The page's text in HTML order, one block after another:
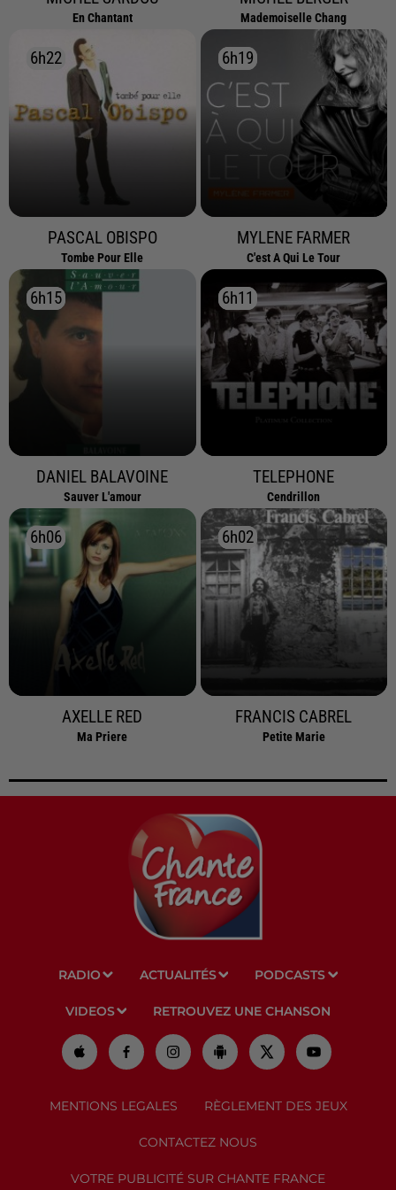
En Chantant Mademoiselle Chang
6h22
6h22
PASCAL OBISPO
Tombe Pour Elle
6h19
6h19
MYLENE FARMER
C'est A Qui Le Tour
6h15
6h15
DANIEL BALAVOINE
Sauver L'amour
6h11
6h11
TELEPHONE
Cendrillon
6h06
6h06
AXELLE RED
Ma Priere
6h02
6h02
FRANCIS CABREL
Petite Marie
RADIO ACTUALITÉS PODCASTS
VIDEOS RETROUVEZ UNE CHANSON
MENTIONS LEGALES RÈGLEMENT DES JEUX
CONTACTEZ NOUS
VOTRE PUBLICITÉ SUR CHANTE FRANCE